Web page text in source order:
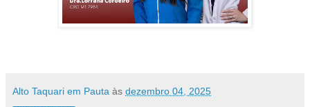
Alto Taquari em Pauta às dezembro 04, 2025